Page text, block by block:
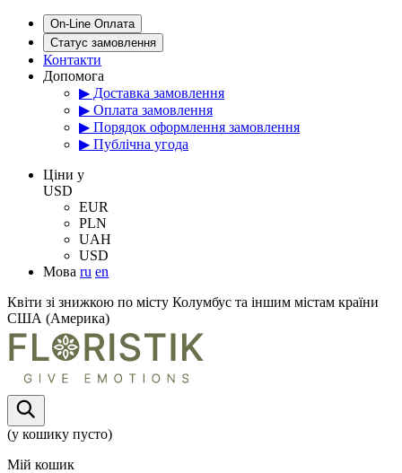
On-Line Оплата
Статус замовлення
Контакти
Допомога
▶ Доставка замовлення
▶ Оплата замовлення
▶ Порядок оформлення замовлення
▶ Публічна угода
Цiни у
USD
EUR
PLN
UAH
USD
Мова ru en
Квіти зі знижкою по місту Колумбус та іншим містам країни
США (Америка)
(у кошику пусто)
Мій кошик